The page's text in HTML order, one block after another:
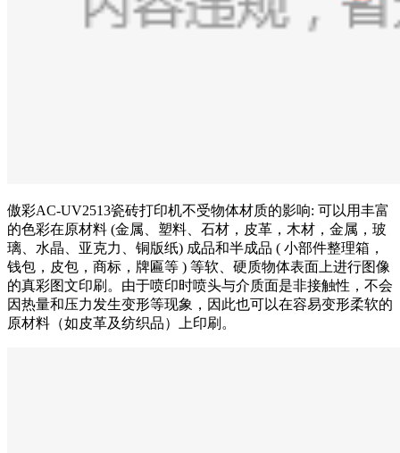
傲彩AC-UV2513瓷砖打印机不受物体材质的影响: 可以用丰富
的色彩在原材料 (金属、塑料、石材，皮革，木材，金属，玻
璃、水晶、亚克力、铜版纸) 成品和半成品 ( 小部件整理箱，
钱包，皮包，商标，牌匾等 ) 等软、硬质物体表面上进行图像
的真彩图文印刷。由于喷印时喷头与介质面是非接触性，不会
因热量和压力发生变形等现象，因此也可以在容易变形柔软的
原材料（如皮革及纺织品）上印刷。